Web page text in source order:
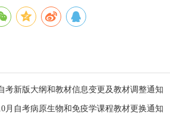
考新版大纲和教材信息变更及教材调整通知
月自考病原生物和免疫学课程教材更换通知